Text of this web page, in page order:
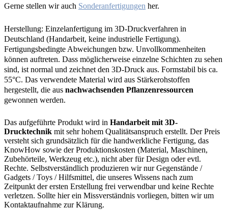
Gerne stellen wir auch Sonderanfertigungen her.
Herstellung: Einzelanfertigung im 3D-Druckverfahren in
Deutschland (Handarbeit, keine industrielle Fertigung).
Fertigungsbedingte Abweichungen bzw. Unvollkommenheiten
können auftreten. Dass möglicherweise einzelne Schichten zu sehen
sind, ist normal und zeichnet den 3D-Druck aus. Formstabil bis ca.
55°C. Das verwendete Material wird aus Stärkerohstoffen
hergestellt, die aus nachwachsenden Pflanzenressourcen
gewonnen werden.
Das aufgeführte Produkt wird in Handarbeit mit 3D-
Drucktechnik mit sehr hohem Qualitätsanspruch erstellt. Der Preis
versteht sich grundsätzlich für die handwerkliche Fertigung, das
KnowHow sowie der Produktionskosten (Material, Maschinen,
Zubehörteile, Werkzeug etc.), nicht aber für Design oder evtl.
Rechte. Selbstverständlich produzieren wir nur Gegenstände /
Gadgets / Toys / Hilfsmittel, die unseres Wissens nach zum
Zeitpunkt der ersten Erstellung frei verwendbar und keine Rechte
verletzen. Sollte hier ein Missverständnis vorliegen, bitten wir um
Kontaktaufnahme zur Klärung.